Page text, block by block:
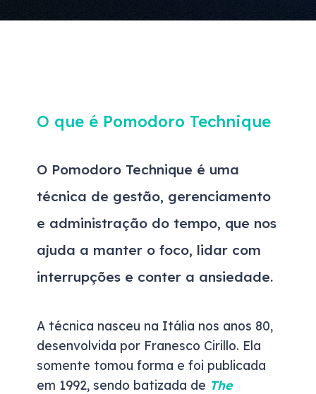
O que é Pomodoro Technique
O Pomodoro Technique é uma
técnica de gestão, gerenciamento
e administração do tempo, que nos
ajuda a manter o foco, lidar com
interrupções e conter a ansiedade.
A técnica nasceu na Itália nos anos 80,
desenvolvida por Franesco Cirillo. Ela
somente tomou forma e foi publicada
em 1992, sendo batizada de The